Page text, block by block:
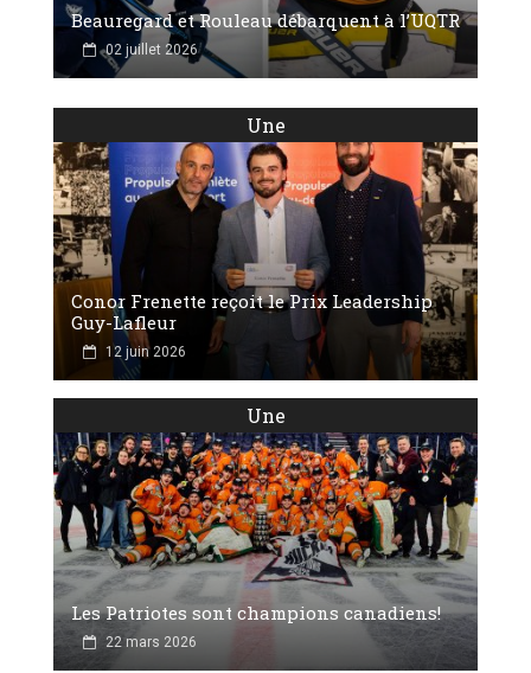
Beauregard et Rouleau débarquent à l’UQTR
02 juillet 2026
Une
Conor Frenette reçoit le Prix Leadership
Guy-Lafleur
12 juin 2026
Une
Les Patriotes sont champions canadiens!
22 mars 2026